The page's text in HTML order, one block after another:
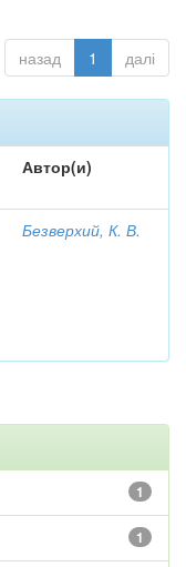
назад 1 далі
Автор(и)
Безверхий, К. В.
1
1